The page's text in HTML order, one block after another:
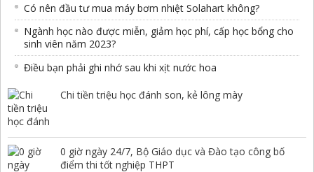
Có nên đầu tư mua máy bơm nhiệt Solahart không?
Ngành học nào được miễn, giảm học phí, cấp học bổng cho
sinh viên năm 2023?
Điều bạn phải ghi nhớ sau khi xịt nước hoa
Chi tiền triệu học đánh son, kẻ lông mày
0 giờ ngày 24/7, Bộ Giáo dục và Đào tạo công bố
điểm thi tốt nghiệp THPT